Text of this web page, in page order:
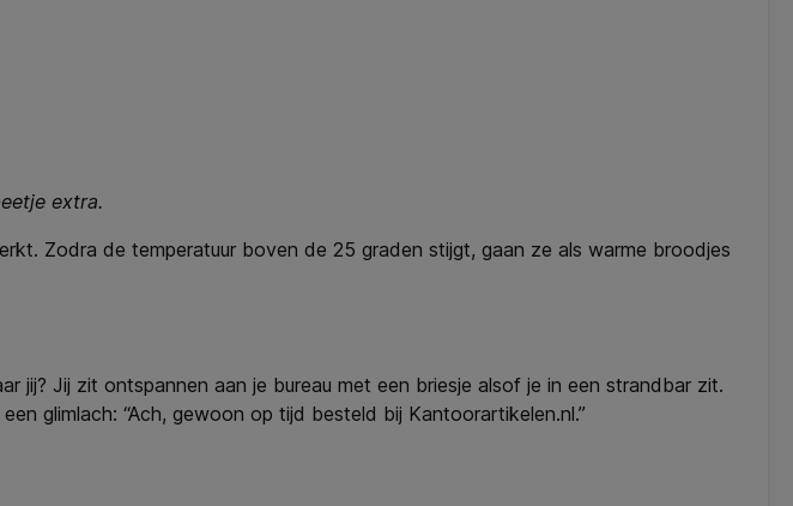
extra.
Zodra de temperatuur boven de 25 graden stijgt, gaan ze als warme broodjes
jij? Jij zit ontspannen aan je bureau met een briesje alsof je in een strandbar zit.
glimlach: “Ach, gewoon op tijd besteld bij Kantoorartikelen.nl.”